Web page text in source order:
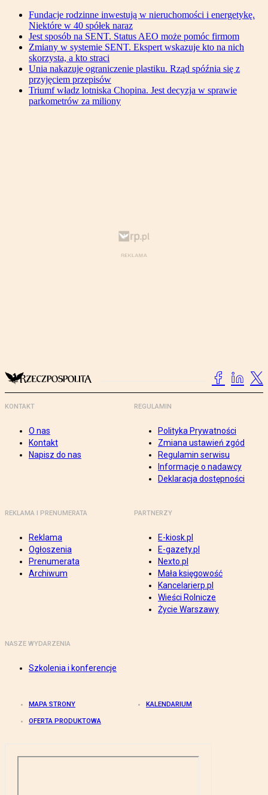
Fundacje rodzinne inwestują w nieruchomości i energetykę.
Niektóre w 40 spółek naraz
Jest sposób na SENT. Status AEO może pomóc firmom
Zmiany w systemie SENT. Ekspert wskazuje kto na nich
skorzysta, a kto straci
Unia nakazuje ograniczenie plastiku. Rząd spóźnia się z
przyjęciem przepisów
Triumf władz lotniska Chopina. Jest decyzja w sprawie
parkometrów za miliony
KONTAKT
O nas
Kontakt
Napisz do nas
REGULAMIN
Polityka Prywatności
Zmiana ustawień zgód
Regulamin serwisu
Informacje o nadawcy
Deklaracja dostępności
REKLAMA I PRENUMERATA
Reklama
Ogłoszenia
Prenumerata
Archiwum
PARTNERZY
E-kiosk.pl
E-gazety.pl
Nexto.pl
Mała księgowość
Kancelarierp.pl
Wieści Rolnicze
Życie Warszawy
NASZE WYDARZENIA
Szkolenia i konferencje
MAPA STRONY KALENDARIUM
OFERTA PRODUKTOWA